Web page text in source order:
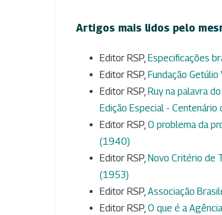
Artigos mais lidos pelo
Editor RSP, Especificações
Editor RSP, Fundação Getúlio
Editor RSP, Ruy na palavra
Edição Especial - Centenário
Editor RSP, O problema da
(1940)
Editor RSP, Novo Critério de
(1953)
Editor RSP, Associação
Editor RSP, O que é a